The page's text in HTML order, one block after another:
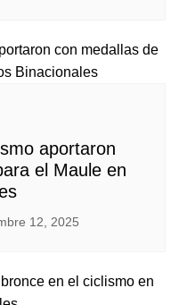
aportaron
el Maule en
12, 2025